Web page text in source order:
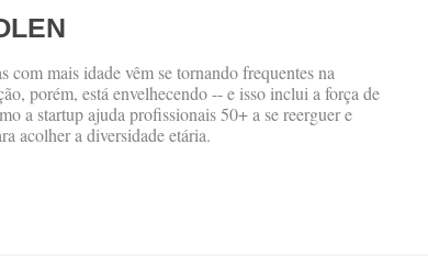
com mais idade vêm se tornando frequentes na
porém, está envelhecendo -- e isso inclui a força de
a startup ajuda profissionais 50+ a se reerguer e
acolher a diversidade etária.